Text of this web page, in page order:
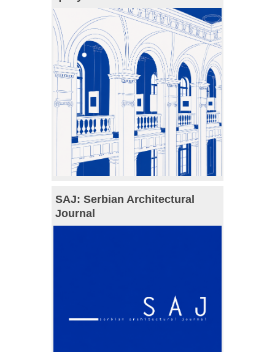
SAJ: Serbian Architectural
Journal